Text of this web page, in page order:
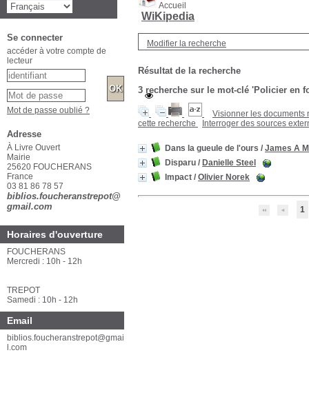
Accueil
WiKipedia
Modifier la recherche
Résultat de la recherche
3 recherche sur le mot-clé 'Policier en
Visionner les documents
cette recherche
Interroger des sources
Dans la gueule de l'ours / James A
Disparu / Danielle Steel
Impact / Olivier Norek
1
Se connecter
accéder à votre compte de
lecteur
Mot de passe oublié ?
Adresse
À Livre Ouvert
Mairie
25620 FOUCHERANS
France
03 81 86 78 57
biblios.foucheranstrepot@
gmail.com
Horaires d'ouverture
FOUCHERANS
Mercredi : 10h - 12h
TREPOT
Samedi : 10h - 12h
Email
biblios.foucheranstrepot@gmai
l.com